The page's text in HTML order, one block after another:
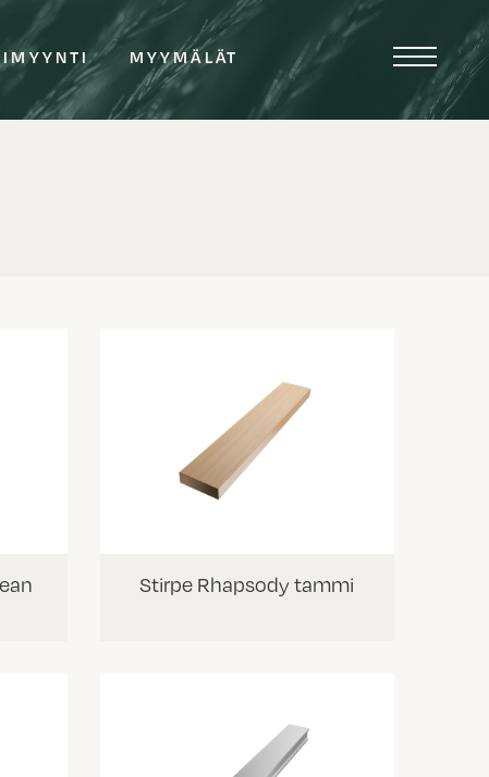
MYYMÄLÄT
Stirpe Rhapsody tammi